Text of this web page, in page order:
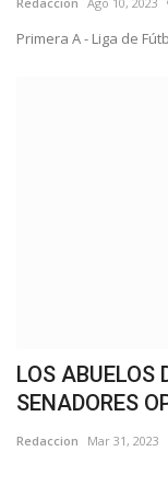
Primera A - Liga de
LOS ABUELOS
SENADORES
Redaccion Mar 31, 2023